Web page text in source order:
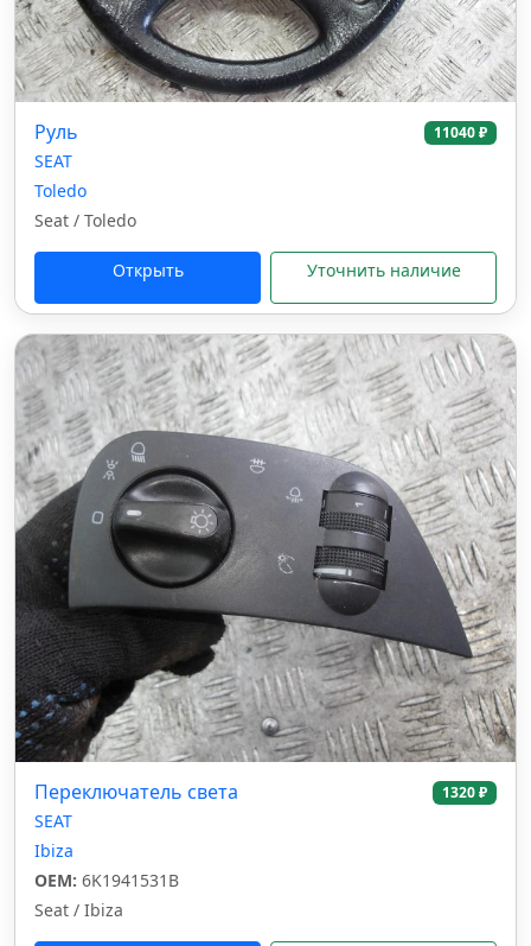
Руль 11040 ₽
SEAT
Toledo
Seat / Toledo
Открыть Уточнить наличие
Переключатель света 1320 ₽
SEAT
Ibiza
OEM: 6K1941531B
Seat / Ibiza